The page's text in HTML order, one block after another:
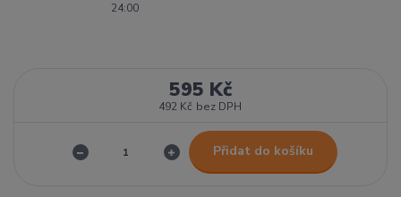
24:00
595 Kč
492 Kč bez DPH
Přidat do košíku